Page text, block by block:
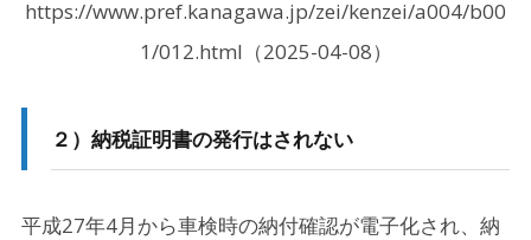
https://www.pref.kanagawa.jp/zei/kenzei/a004/b00
1/012.html（2025-04-08）
２） 納税証明書の発行はされない
平成27年4月から車検時の納付確認が電子化され、納